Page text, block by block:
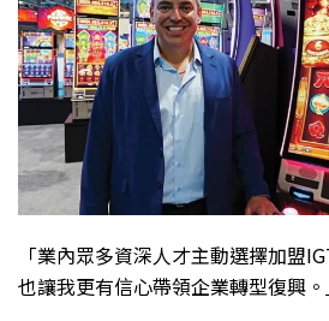
「業內眾多資深人才主動選擇加盟
也讓我更有信心帶領企業轉型復興。